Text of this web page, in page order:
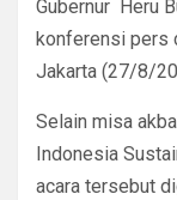
Gubernur Heru
konferensi pers
Jakarta (27/8/
Selain misa
Indonesia
acara tersebut